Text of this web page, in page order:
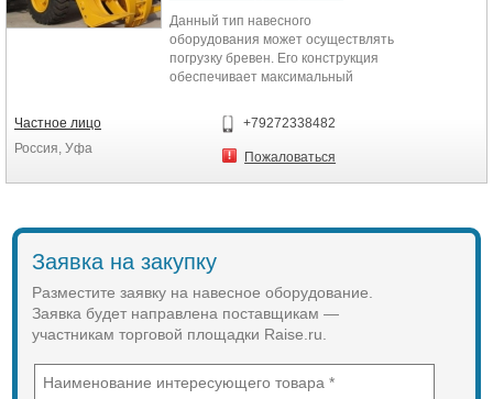
Данный тип навесного
оборудования может осуществлять
погрузку бревен. Его конструкция
обеспечивает максимальный
инструментом для применения в
широком ряде сортировочных и
погрузочных работ.
Частное лицо
Россия, Уфа
+79272338482
Пожаловаться
Заявка на закупку
Разместите заявку на навесное оборудование.
Заявка будет направлена поставщикам —
участникам торговой площадки Raise.ru.